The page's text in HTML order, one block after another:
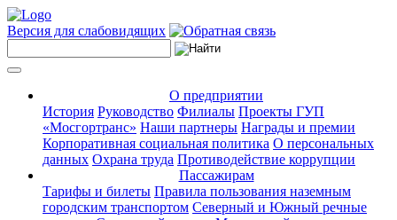
Версия для слабовидящих
О предприятии
История Руководство Филиалы Проекты ГУП
«Мосгортранс» Наши партнеры Награды и премии
Корпоративная социальная политика О персональных
данных Охрана труда Противодействие коррупции
Пассажирам
Тарифы и билеты Правила пользования наземным
городским транспортом Северный и Южный речные